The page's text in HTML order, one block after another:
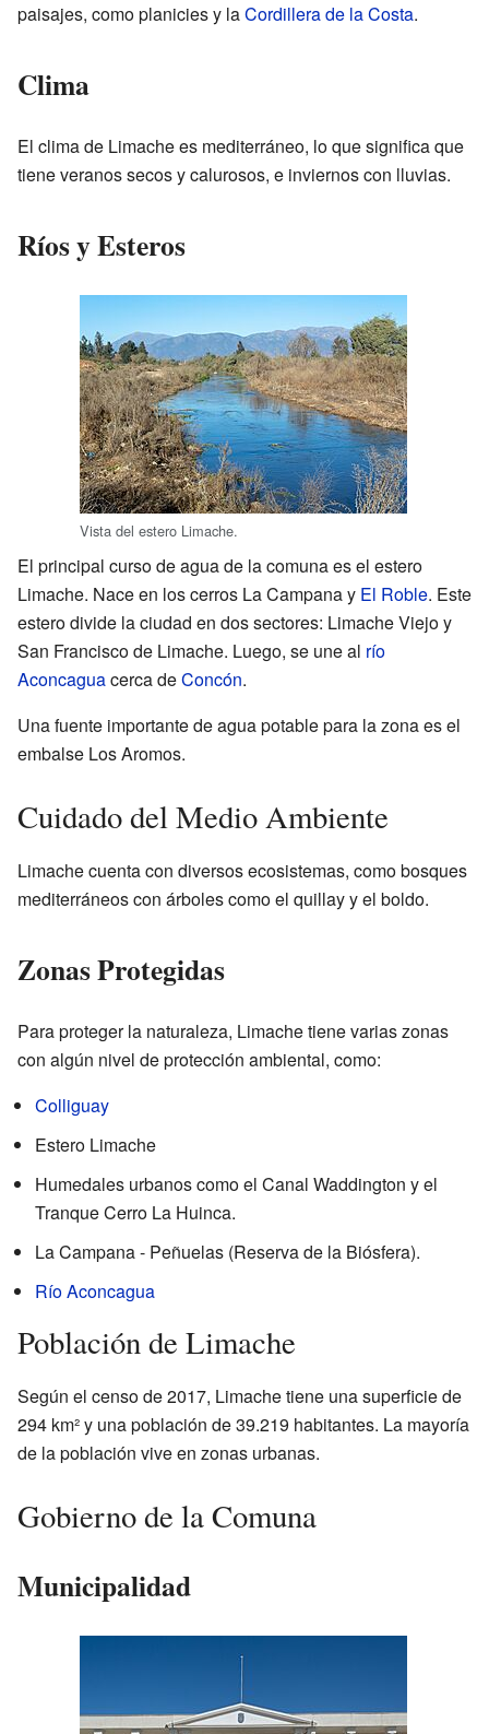
paisajes, como planicies y laCordillera de la Costa.
Clima
El clima de Limache es mediterráneo, lo que significa que
tiene veranos secos y calurosos, e inviernos con lluvias.
Ríos y Esteros
Vista del estero Limache.
El principal curso de agua de la comuna es el estero
Limache. Nace en los cerros La Campana y El Roble. Este
estero divide la ciudad en dos sectores: Limache Viejo y
San Francisco de Limache. Luego, se une al río
Aconcaguacerca deConcón.
Una fuente importante de agua potable para la zona es el
embalse Los Aromos.
Cuidado del Medio Ambiente
Limache cuenta con diversos ecosistemas, como bosques
mediterráneos con árboles como el quillay y el boldo.
Zonas Protegidas
Para proteger la naturaleza, Limache tiene varias zonas
con algún nivel de protección ambiental, como:
Colliguay
Estero Limache
Humedales urbanos como el Canal Waddington y el
Tranque Cerro La Huinca.
La Campana - Peñuelas (Reserva de la Biósfera).
Río Aconcagua
Población de Limache
Según el censo de 2017, Limache tiene una superficie de
294 km² y una población de 39.219 habitantes. La mayoría
de la población vive en zonas urbanas.
Gobierno de la Comuna
Municipalidad